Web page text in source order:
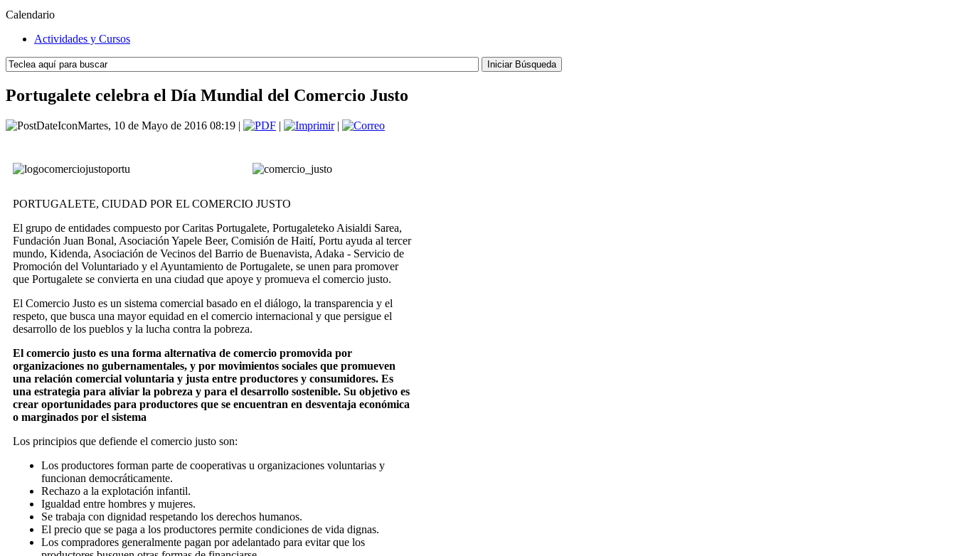
Calendario
Actividades y Cursos
Portugalete celebra el Día Mundial del Comercio Justo
Martes, 10 de Mayo de 2016 08:19 | | |
PORTUGALETE, CIUDAD POR EL COMERCIO JUSTO
El grupo de entidades compuesto por Caritas Portugalete, Portugaleteko Aisialdi Sarea,
Fundación Juan Bonal, Asociación Yapele Beer, Comisión de Haití, Portu ayuda al tercer
mundo, Kidenda, Asociación de Vecinos del Barrio de Buenavista, Adaka - Servicio de
Promoción del Voluntariado y el Ayuntamiento de Portugalete, se unen para promover
que Portugalete se convierta en una ciudad que apoye y promueva el comercio justo.
El Comercio Justo es un sistema comercial basado en el diálogo, la transparencia y el
respeto, que busca una mayor equidad en el comercio internacional y que persigue el
desarrollo de los pueblos y la lucha contra la pobreza.
El comercio justo es una forma alternativa de comercio promovida por
organizaciones no gubernamentales, y por movimientos sociales que promueven
una relación comercial voluntaria y justa entre productores y consumidores. Es
una estrategia para aliviar la pobreza y para el desarrollo sostenible. Su objetivo es
crear oportunidades para productores que se encuentran en desventaja económica
o marginados por el sistema
Los principios que defiende el comercio justo son:
Los productores forman parte de cooperativas u organizaciones voluntarias y
funcionan democráticamente.
Rechazo a la explotación infantil.
Igualdad entre hombres y mujeres.
Se trabaja con dignidad respetando los derechos humanos.
El precio que se paga a los productores permite condiciones de vida dignas.
Los compradores generalmente pagan por adelantado para evitar que los